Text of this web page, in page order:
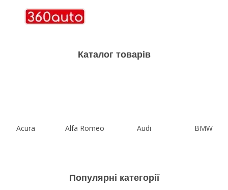
Каталог товарів
Acura Alfa Romeo Audi BMW
Популярні категорії